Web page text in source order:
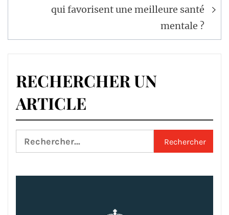
qui favorisent une meilleure santé
mentale ?
RECHERCHER UN
ARTICLE
Rechercher :